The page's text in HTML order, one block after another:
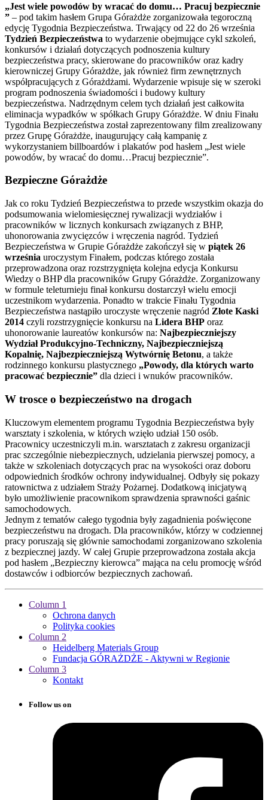
„Jest wiele powodów by wracać do domu… Pracuj bezpiecznie
” – pod takim hasłem Grupa Górażdże zorganizowała tegoroczną
edycję Tygodnia Bezpieczeństwa. Trwający od 22 do 26 września
Tydzień Bezpieczeństwa to wydarzenie obejmujące cykl szkoleń,
konkursów i działań dotyczących podnoszenia kultury
bezpieczeństwa pracy, skierowane do pracowników oraz kadry
kierowniczej Grupy Górażdże, jak również firm zewnętrznych
współpracujących z Górażdżami. Wydarzenie wpisuje się w szeroki
program podnoszenia świadomości i budowy kultury
bezpieczeństwa. Nadrzędnym celem tych działań jest całkowita
eliminacja wypadków w spółkach Grupy Górażdże. W dniu Finału
Tygodnia Bezpieczeństwa został zaprezentowany film zrealizowany
przez Grupę Górażdże, inaugurujący całą kampanię z
wykorzystaniem billboardów i plakatów pod hasłem „Jest wiele
powodów, by wracać do domu…Pracuj bezpiecznie”.
Bezpieczne Górażdże
Jak co roku Tydzień Bezpieczeństwa to przede wszystkim okazja do
podsumowania wielomiesięcznej rywalizacji wydziałów i
pracowników w licznych konkursach związanych z BHP,
uhonorowania zwycięzców i wręczenia nagród. Tydzień
Bezpieczeństwa w Grupie Górażdże zakończył się w piątek 26
września uroczystym Finałem, podczas którego została
przeprowadzona oraz rozstrzygnięta kolejna edycja Konkursu
Wiedzy o BHP dla pracowników Grupy Górażdże. Zorganizowany
w formule teleturnieju finał konkursu dostarczył wielu emocji
uczestnikom wydarzenia. Ponadto w trakcie Finału Tygodnia
Bezpieczeństwa nastąpiło uroczyste wręczenie nagród Złote Kaski
2014 czyli rozstrzygnięcie konkursu na Lidera BHP oraz
uhonorowanie laureatów konkursów na: Najbezpieczniejszy
Wydział Produkcyjno-Techniczny, Najbezpieczniejszą
Kopalnię, Najbezpieczniejszą Wytwórnię Betonu, a także
rodzinnego konkursu plastycznego „Powody, dla których warto
pracować bezpiecznie” dla dzieci i wnuków pracowników.
W trosce o bezpieczeństwo na drogach
Kluczowym elementem programu Tygodnia Bezpieczeństwa były
warsztaty i szkolenia, w których wzięło udział 150 osób.
Pracownicy uczestniczyli m.in. warsztatach z zakresu organizacji
prac szczególnie niebezpiecznych, udzielania pierwszej pomocy, a
także w szkoleniach dotyczących prac na wysokości oraz doboru
odpowiednich środków ochrony indywidualnej. Odbyły się pokazy
ratownictwa z udziałem Straży Pożarnej. Dodatkową inicjatywą
było umożliwienie pracownikom sprawdzenia sprawności gaśnic
samochodowych.
Jednym z tematów całego tygodnia były zagadnienia poświęcone
bezpieczeństwu na drogach. Dla pracowników, którzy w codziennej
pracy poruszają się głównie samochodami zorganizowano szkolenia
z bezpiecznej jazdy. W całej Grupie przeprowadzona została akcja
pod hasłem „Bezpieczny kierowca” mająca na celu promocję wśród
dostawców i odbiorców bezpiecznych zachowań.
Column 1
Ochrona danych
Polityka cookies
Column 2
Heidelberg Materials Group
Fundacja GÓRAŻDŻE - Aktywni w Regionie
Column 3
Kontakt
Follow us on